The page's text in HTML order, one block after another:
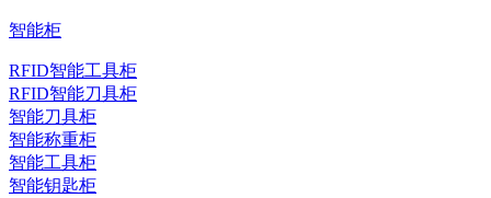
智能柜
RFID智能工具柜
RFID智能刀具柜
智能刀具柜
智能称重柜
智能工具柜
智能钥匙柜